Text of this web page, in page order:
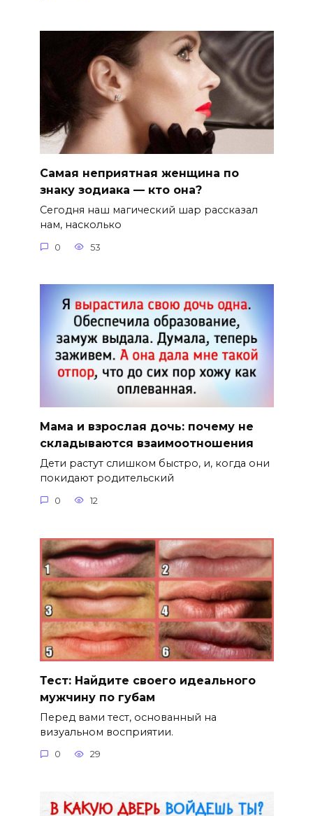
Самая неприятная женщина по
знаку зодиака — кто она?
Сегодня наш магический шар рассказал
нам, насколько
0 53
Мама и взрослая дочь: почему не
складываются взаимоотношения
Дети растут слишком быстро, и, когда они
покидают родительский
0 12
Тест: Найдите своего идеального
мужчину по губам
Перед вами тест, основанный на
визуальном восприятии.
0 29